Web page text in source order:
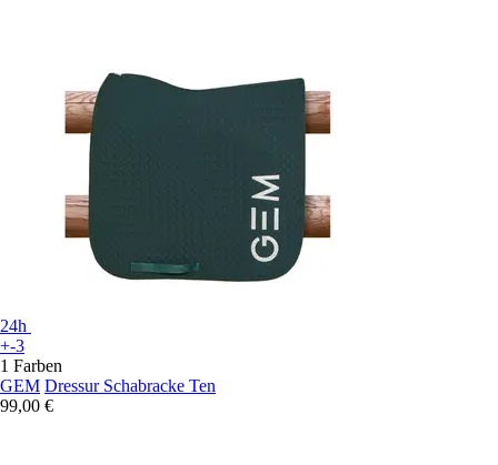
24h
+-3
1 Farben
GEM Dressur Schabracke Ten
99,00 €